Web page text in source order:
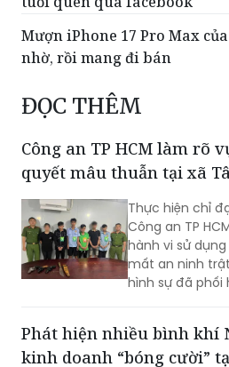
Mượn iPhone 17 Pro Max
nhờ, rồi mang đi bán
ĐỌC THÊM
Công an TP HCM làm rõ
quyết mâu thuẫn tại xã
Thực hiện chỉ
Công an TP
hành vi sử
mất an ninh
hình sự đã phối
tra, làm rõ vụ
“Gây rối trật tự
Phát hiện nhiều bình khí
kinh doanh “bóng cười”